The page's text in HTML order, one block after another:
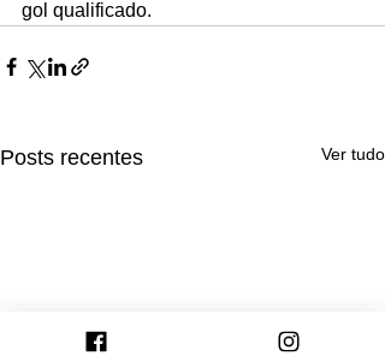
gol qualificado.
Posts recentes Ver tudo